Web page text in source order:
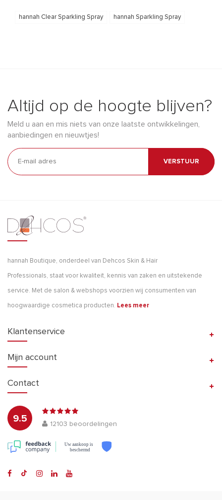
hannah Clear Sparkling Spray hannah Sparkling Spray
Altijd op de hoogte blijven?
Meld u aan en mis niets van onze laatste ontwikkelingen,
aanbiedingen en nieuwtjes!
VERSTUUR
hannah Boutique, onderdeel van Dehcos Skin & Hair
Professionals, staat voor kwaliteit, kennis van zaken en uitstekende
service. Met de salon & webshops voorzien wij consumenten van
hoogwaardige cosmetica producten. Lees meer
Klantenservice
Mijn account
Contact
9.5
12103 beoordelingen
Uw aankoop is
beschermd